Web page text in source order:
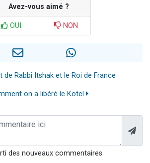
Avez-vous aimé ?
OUI NON
de Rabbi Itshak et le Roi de France
on a libéré le Kotel
des nouveaux commentaires